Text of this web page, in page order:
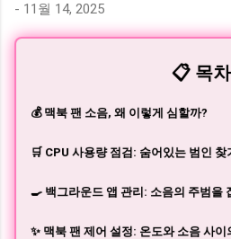
- 11월 14, 2025
📋 목차
💰 맥북 팬 소음, 왜 이렇게 심할까?
🛒 CPU 사용량 점검: 숨어있는 범인 찾
🍳 백그라운드 앱 관리: 소음의 주범을
✨ 맥북 팬 제어 설정: 온도와 소음 사이